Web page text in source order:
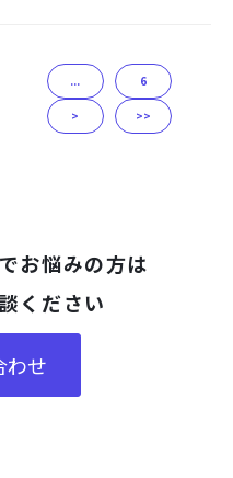
... 6
> >>
お悩みの方は
ください
わせ